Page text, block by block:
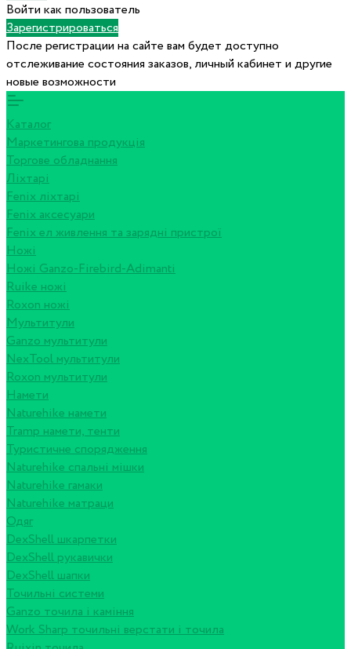
Войти как пользователь
Зарегистрироваться
После регистрации на сайте вам будет доступно
отслеживание состояния заказов, личный кабинет и другие
новые возможности
Каталог
Маркетингова продукція
Торгове обладнання
Ліхтарі
Fenix ліхтарі
Fenix аксесуари
Fenix ел живлення та зарядні пристрої
Ножі
Ножі Ganzo-Firebird-Adimanti
Ruike ножі
Roxon ножi
Мультитули
Ganzo мультитули
NexTool мультитули
Roxon мультитули
Намети
Naturehike намети
Tramp намети, тенти
Туристичне спорядження
Naturehike спальні мішки
Naturehike гамаки
Naturehike матраци
Одяг
DexShell шкарпетки
DexShell рукавички
DexShell шапки
Точильні системи
Ganzo точила і каміння
Work Sharp точильні верстати і точила